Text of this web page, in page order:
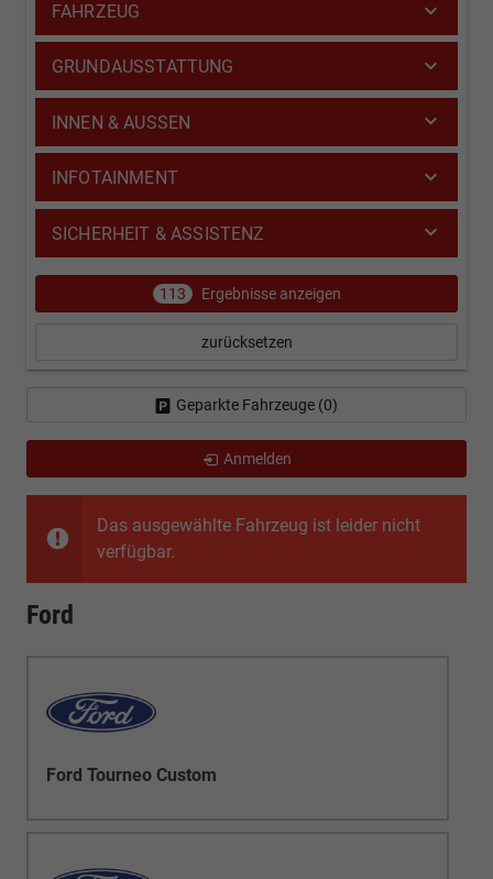
Das ausgewählte Fahrzeug ist leider nicht
verfügbar.
Ford
Ford Tourneo Custom
FAHRZEUG
GRUNDAUSSTATTUNG
INNEN & AUSSEN
INFOTAINMENT
SICHERHEIT & ASSISTENZ
113 Ergebnisse anzeigen
zurücksetzen
Geparkte Fahrzeuge (0)
Anmelden